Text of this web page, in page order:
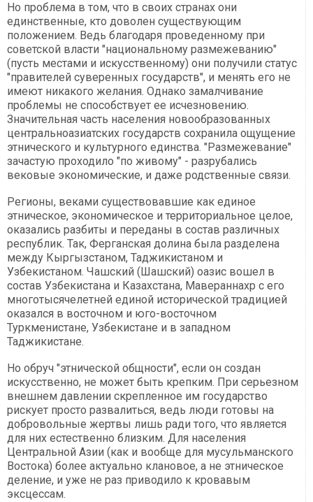
Но проблема в том, что в своих странах они
единственные, кто доволен существующим
положением. Ведь благодаря проведенному при
советской власти "национальному размежеванию"
(пусть местами и искусственному) они получили статус
"правителей суверенных государств", и менять его не
имеют никакого желания. Однако замалчивание
проблемы не способствует ее исчезновению.
Значительная часть населения новообразованных
центральноазиатских государств сохранила ощущение
этнического и культурного единства. "Размежевание"
зачастую проходило "по живому" - разрубались
вековые экономические, и даже родственные связи.
Регионы, веками существовавшие как единое
этническое, экономическое и территориальное целое,
оказались разбиты и переданы в состав различных
республик. Так, Ферганская долина была разделена
между Кыргызстаном, Таджикистаном и
Узбекистаном. Чашский (Шашский) оазис вошел в
состав Узбекистана и Казахстана, Мавераннахр с его
многотысячелетней единой исторической традицией
оказался в восточном и юго-восточном
Туркменистане, Узбекистане и в западном
Таджикистане.
Но обруч "этнической общности", если он создан
искусственно, не может быть крепким. При серьезном
внешнем давлении скрепленное им государство
рискует просто развалиться, ведь люди готовы на
добровольные жертвы лишь ради того, что является
для них естественно близким. Для населения
Центральной Азии (как и вообще для мусульманского
Востока) более актуально клановое, а не этническое
деление, и уже не раз приводило к кровавым
эксцессам.